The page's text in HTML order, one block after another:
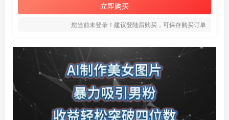
立即购买
您当前未登录！建议登陆后购买，可保存购买订单